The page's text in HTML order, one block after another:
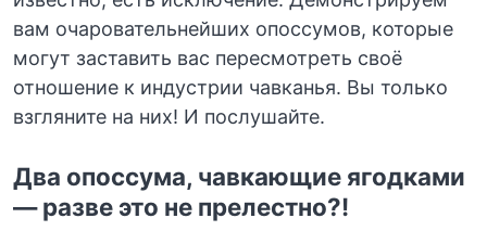
вам очаровательнейших опоссумов, которые
могут заставить вас пересмотреть своё
отношение к индустрии чавканья. Вы только
взгляните на них! И послушайте.
Два опоссума, чавкающие ягодками
— разве это не прелестно?!